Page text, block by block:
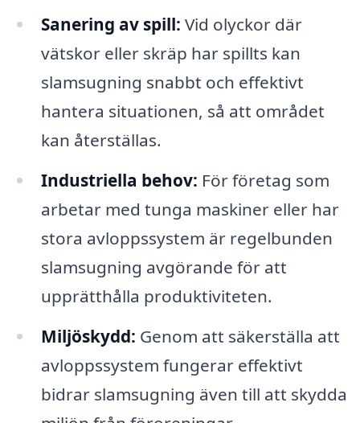
Sanering av spill: Vid olyckor där
vätskor eller skräp har spillts kan
slamsugning snabbt och effektivt
hantera situationen, så att området
kan återställas.
Industriella behov: För företag som
arbetar med tunga maskiner eller har
stora avloppssystem är regelbunden
slamsugning avgörande för att
upprätthålla produktiviteten.
Miljöskydd: Genom att säkerställa att
avloppssystem fungerar effektivt
bidrar slamsugning även till att skydda